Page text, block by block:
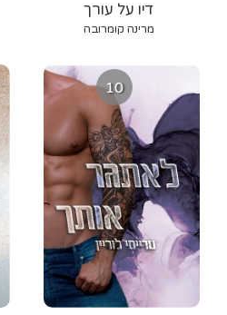
דיו על עורך
מרינה קומרובה
10